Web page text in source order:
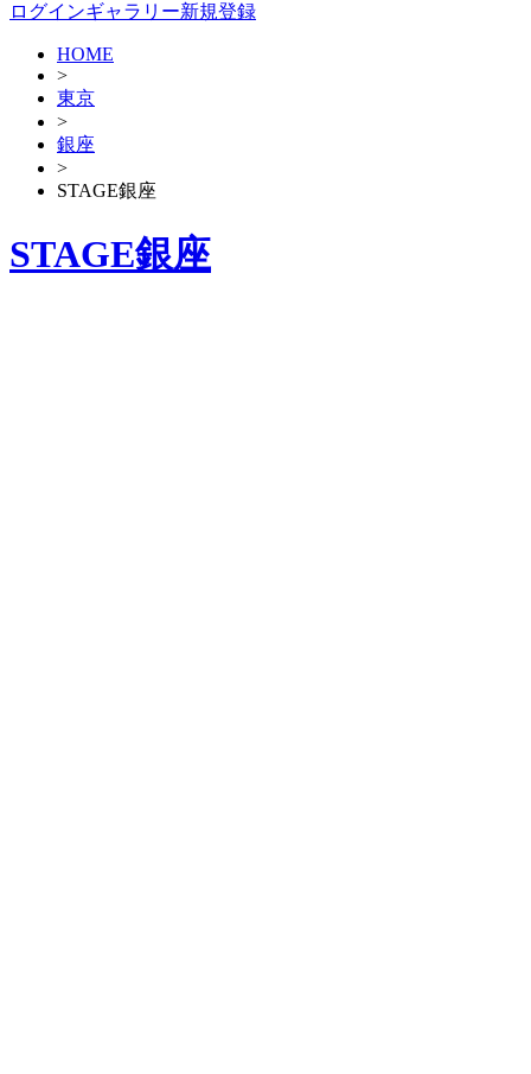
ログインギャラリー新規登録
HOME
>
東京
>
銀座
>
STAGE銀座
STAGE銀座